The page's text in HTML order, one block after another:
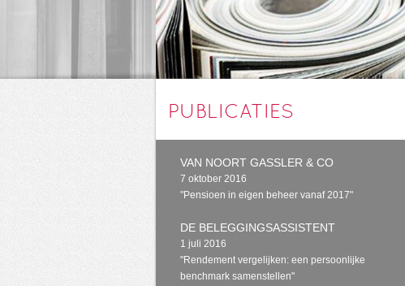
PUBLICATIES
VAN NOORT GASSLER & CO
7 oktober 2016
"Pensioen in eigen beheer vanaf 2017"
DE BELEGGINGSASSISTENT
1 juli 2016
"Rendement vergelijken: een persoonlijke
benchmark samenstellen"